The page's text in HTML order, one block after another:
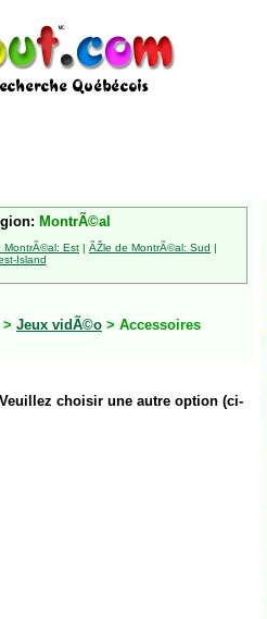
MontrÃ©al
MontrÃ©al: Est | ÃŽle de MontrÃ©al: Sud |
Island
> Jeux vidÃ©o > Accessoires
choisir une autre option (ci-